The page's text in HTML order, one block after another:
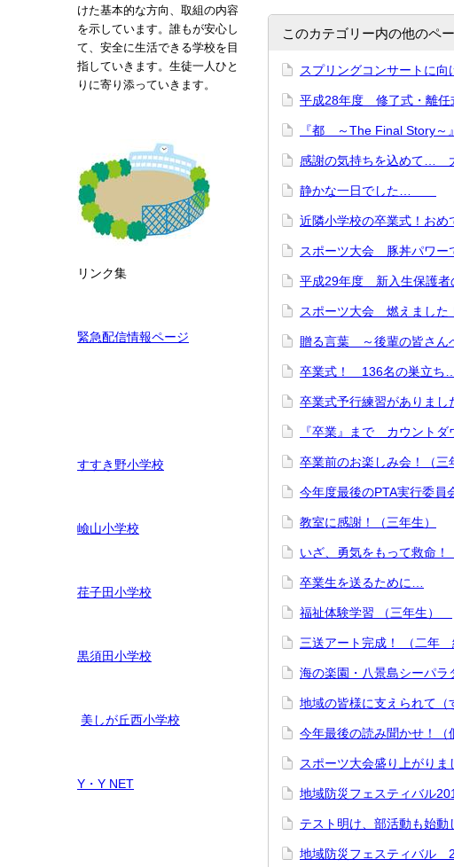
けた基本的な方向、取組の内容
を示しています。誰もが安心し
て、安全に生活できる学校を目
指していきます。生徒一人ひと
りに寄り添っていきます。
リンク集
緊急配信情報ページ
すすき野小学校
嶮山小学校
荏子田小学校
黒須田小学校
美しが丘西小学校
Y・Y NET
このカテゴリー内の他のペ
スプリングコンサートに向
平成28年度 修了式・離任
『都 ～The Final Story～
感謝の気持ちを込めて…
静かな一日でした…
近隣小学校の卒業式！お
スポーツ大会 豚丼パワ
平成29年度 新入生保護
スポーツ大会 燃えました
贈る言葉 ～後輩の皆さん
卒業式！ 136名の巣立ち
卒業式予行練習がありまし
『卒業』まで カウントダ
卒業前のお楽しみ会！（三
今年度最後のPTA実行委員
教室に感謝！（三年生）
いざ、勇気をもって救命！
卒業生を送るために…
福祉体験学習 （三年生）
三送アート完成！ （二
海の楽園・八景島シーパラ
地域の皆様に支えられて（
今年最後の読み聞かせ！（
スポーツ大会盛り上がりま
地域防災フェスティバル
テスト明け、部活動も始動
地域防災フェスティバル